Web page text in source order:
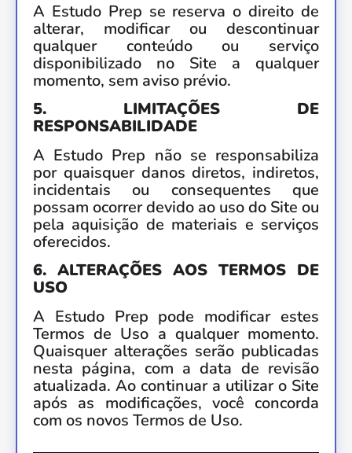
A Estudo Prep se reserva o direito de
alterar, modificar ou descontinuar
qualquer conteúdo ou serviço
disponibilizado no Site a qualquer
momento, sem aviso prévio.
5. LIMITAÇÕES DE
RESPONSABILIDADE
A Estudo Prep não se responsabiliza
por quaisquer danos diretos, indiretos,
incidentais ou consequentes que
possam ocorrer devido ao uso do Site ou
pela aquisição de materiais e serviços
oferecidos.
6. ALTERAÇÕES AOS TERMOS DE
USO
A Estudo Prep pode modificar estes
Termos de Uso a qualquer momento.
Quaisquer alterações serão publicadas
nesta página, com a data de revisão
atualizada. Ao continuar a utilizar o Site
após as modificações, você concorda
com os novos Termos de Uso.